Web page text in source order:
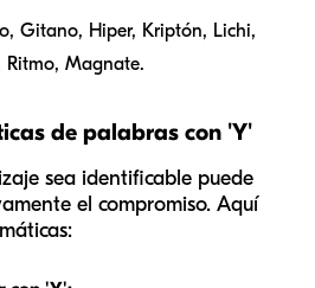
Gitano, Hiper, Kriptón, Lichi,
Ritmo, Magnate.
de palabras con 'Y'
sea identificable puede
el compromiso. Aquí